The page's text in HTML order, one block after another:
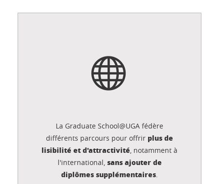
La Graduate School@UGA fédère
différents parcours pour offrir plus de
lisibilité et d'attractivité , notamment à
l'international, sans ajouter de
diplômes supplémentaires